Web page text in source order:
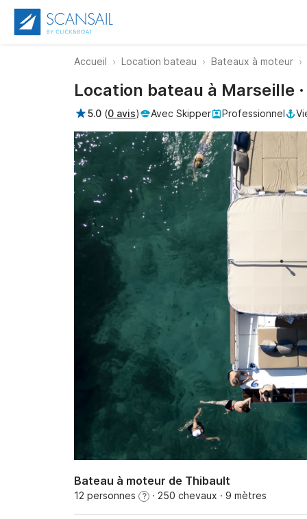
Accueil Location bateau Bateaux à moteur
Location bateau à Marseille
5.0 (0 avis) Avec Skipper Professionnel
Bateau à moteur de Thibault
12 personnes ? · 250 chevaux · 9 mètres